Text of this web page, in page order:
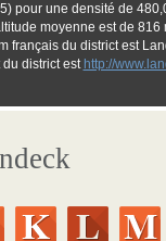
pour une densité de
moyenne est de 816
français du district est
du district est http://